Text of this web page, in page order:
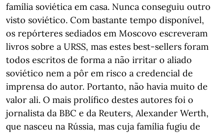
família soviética em casa. Nunca conseguiu outro
visto soviético. Com bastante tempo disponível,
os repórteres sediados em Moscovo escreveram
livros sobre a URSS, mas estes best-sellers foram
todos escritos de forma a não irritar o aliado
soviético nem a pôr em risco a credencial de
imprensa do autor. Portanto, não havia muito de
valor ali. O mais prolífico destes autores foi o
jornalista da BBC e da Reuters, Alexander Werth,
que nasceu na Rússia, mas cuja família fugiu de